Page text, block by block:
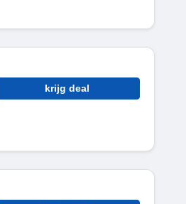
krijg deal